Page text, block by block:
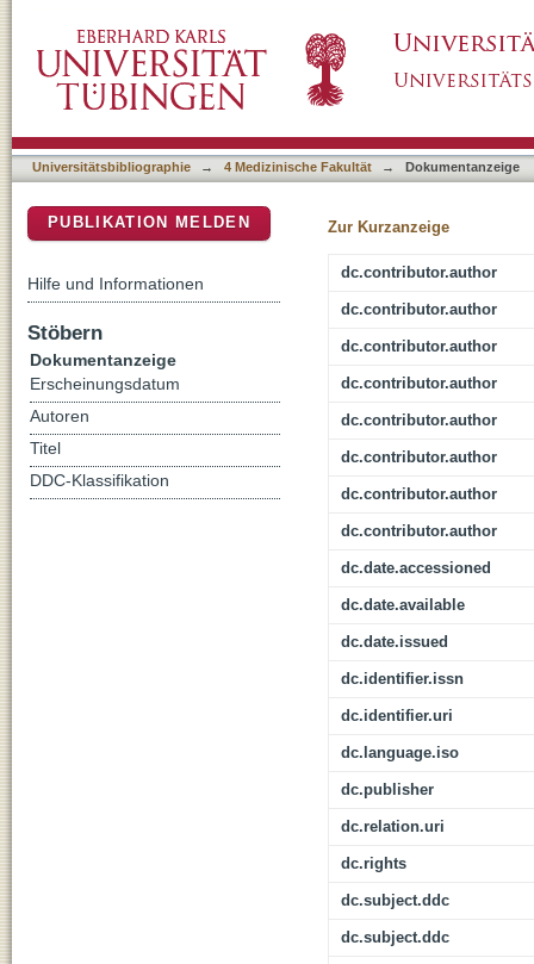
Universitätsbibliographie → 4 Medizinische Fakultät → Dokumentanzeige
Zur Kurzanzeige
dc.contributor.author
dc.contributor.author
dc.contributor.author
dc.contributor.author
dc.contributor.author
dc.contributor.author
dc.contributor.author
dc.contributor.author
dc.date.accessioned
dc.date.available
dc.date.issued
dc.identifier.issn
dc.identifier.uri
dc.language.iso
dc.publisher
dc.relation.uri
dc.rights
dc.subject.ddc
dc.subject.ddc
PUBLIKATION MELDEN
Hilfe und Informationen
Stöbern
Dokumentanzeige
Erscheinungsdatum
Autoren
Titel
DDC-Klassifikation